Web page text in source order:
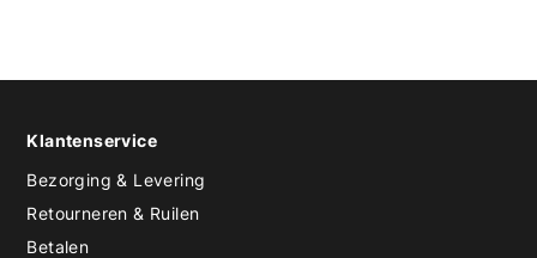
Klantenservice
Bezorging & Levering
Retourneren & Ruilen
Betalen